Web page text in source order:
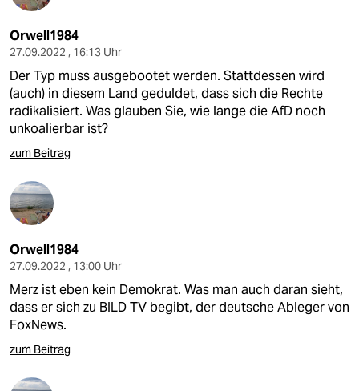
Orwell1984
27.09.2022 , 16:13 Uhr
Der Typ muss ausgebootet werden. Stattdessen wird
(auch) in diesem Land geduldet, dass sich die Rechte
radikalisiert. Was glauben Sie, wie lange die AfD noch
unkoalierbar ist?
zum Beitrag
Orwell1984
27.09.2022 , 13:00 Uhr
Merz ist eben kein Demokrat. Was man auch daran sieht,
dass er sich zu BILD TV begibt, der deutsche Ableger von
FoxNews.
zum Beitrag